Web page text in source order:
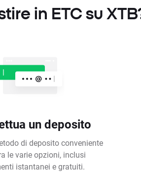
in ETC su
un deposito
di deposito conveniente
le varie opzioni, inclusi
istantanei e gratuiti.